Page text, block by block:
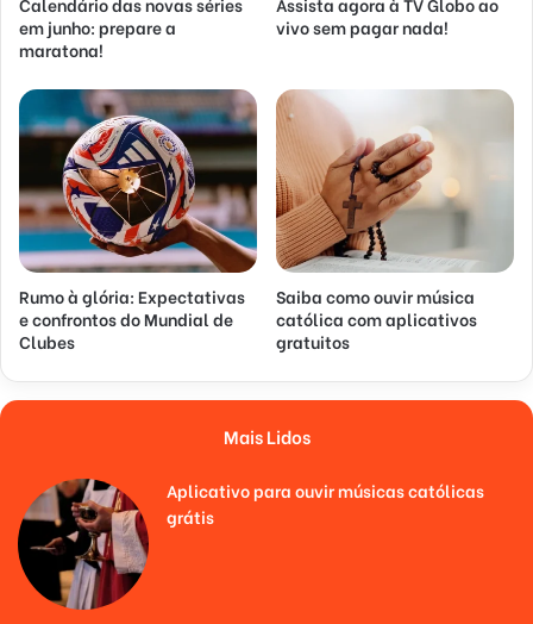
em junho: prepare a
maratona!
vivo sem pagar nada!
Rumo à glória: Expectativas
e confrontos do Mundial de
Clubes
Saiba como ouvir música
católica com aplicativos
gratuitos
Mais Lidos
Aplicativo para ouvir músicas católicas
grátis